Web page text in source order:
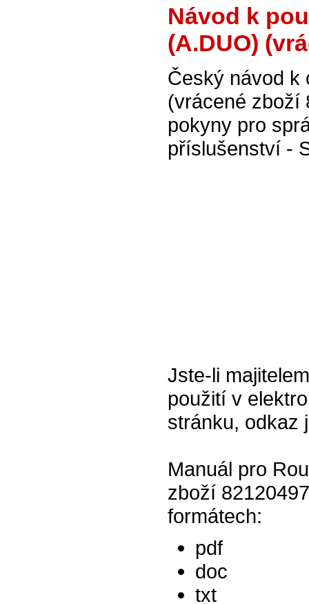
Návod k
(A.DUO)
Český návod k
(vrácené zboží
pokyny pro
příslušenství -
Jste-li
použití v
stránku, odkaz
Manuál pro
zboží
formátech:
pdf
doc
txt